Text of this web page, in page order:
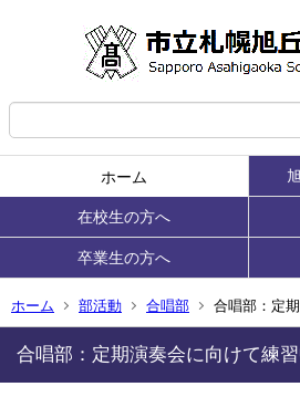
ホーム
在校生の方へ
卒業生の方へ
ホーム 部活動 合唱部 合唱部：定
合唱部：定期演奏会に向けて練習